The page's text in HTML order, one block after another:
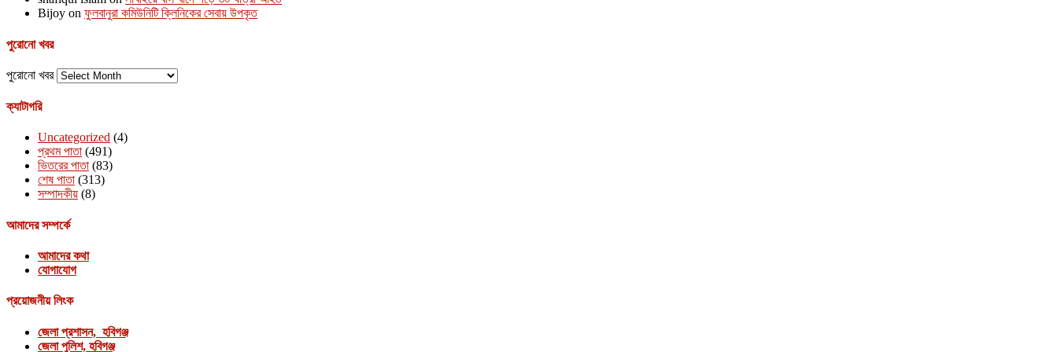
Bijoy on ফুলবানুরা কমিউনিটি ক্লিনিকের সেবায় উপকৃত
পুরোনো খবর
পুরোনো খবর
ক্যাটাগরি
Uncategorized (4)
প্রথম পাতা (491)
ভিতরের পাতা (83)
শেষ পাতা (313)
সম্পাদকীয় (8)
আমাদের সম্পর্কে
আমাদের কথা
যোগাযোগ
প্রয়োজনীয় লিংক
জেলা প্রশাসন, হবিগঞ্জ
জেলা পুলিশ, হবিগঞ্জ